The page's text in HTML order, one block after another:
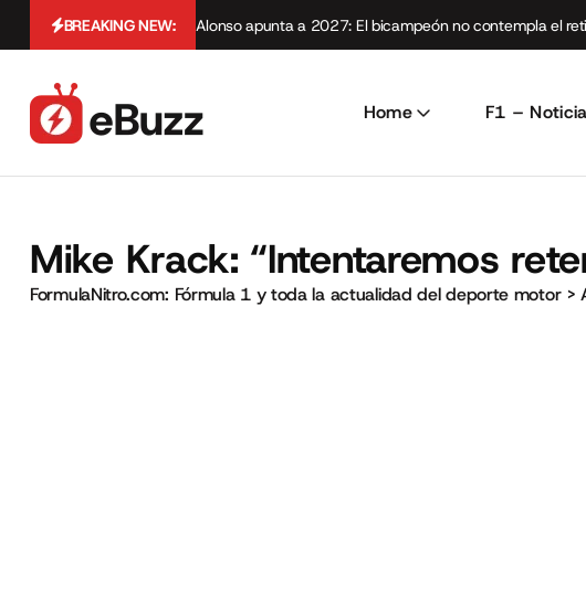
BREAKING NEW: Alonso apunta a 2027: El bicampeón no contempla el
Home F1 –
Mike Krack: “Intentaremos
FormulaNitro.com: Fórmula 1 y toda la actualidad del deporte motor>